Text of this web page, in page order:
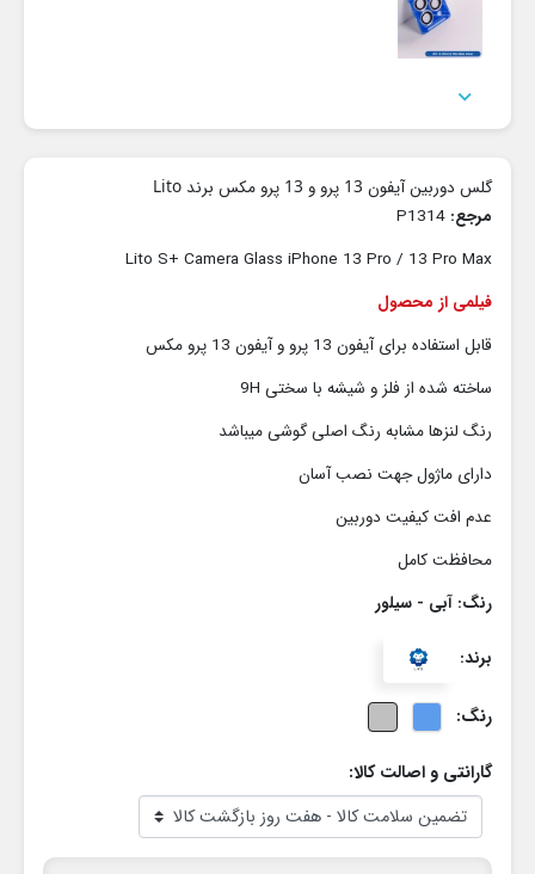

گلس دوربین آیفون 13 پرو و 13 پرو مکس برند Lito
مرجع:
Lito S+ Camera Glass iPhone 13 Pro / 13 Pro Max
فیلمی از محصول
قابل استفاده برای آیفون 13 پرو و آیفون 13 پرو مکس
ساخته شده از فلز و شیشه با سختی 9H
رنگ لنزها مشابه رنگ اصلی گوشی میباشد
دارای ماژول جهت نصب آسان
عدم افت کیفیت دوربین
محافظت کامل
رنگ: آبی - سیلور
برند:
رنگ:
گارانتی و اصالت کالا: